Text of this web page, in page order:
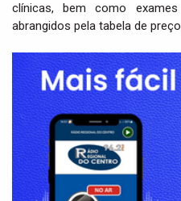
clínicas, bem como
abrangidos pela tabela de